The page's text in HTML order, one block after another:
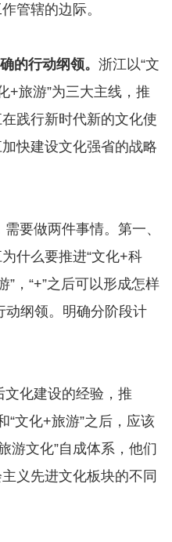
管辖的边际。
的行动纲领。 浙江以“文
+旅游”为三大主线，推
践行新时代新的文化使
快建设文化强省的战略
做两件事情。第一、
什么要推进“文化+科
”，“+”之后可以形成怎样
动纲领。明确分阶段计
化建设的经验，推
“文化+旅游”之后，应该
游文化”自成体系，他们
义先进文化板块的不同